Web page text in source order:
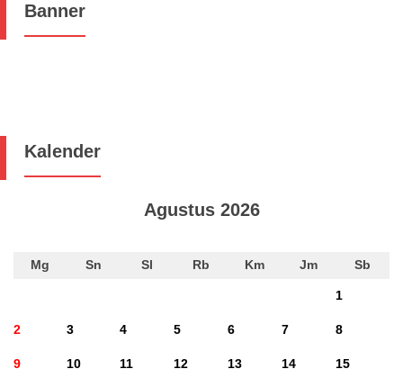
Banner
Kalender
Agustus 2026
Mg Sn Sl Rb Km Jm Sb
1
2 3 4 5 6 7 8
9 10 11 12 13 14 15